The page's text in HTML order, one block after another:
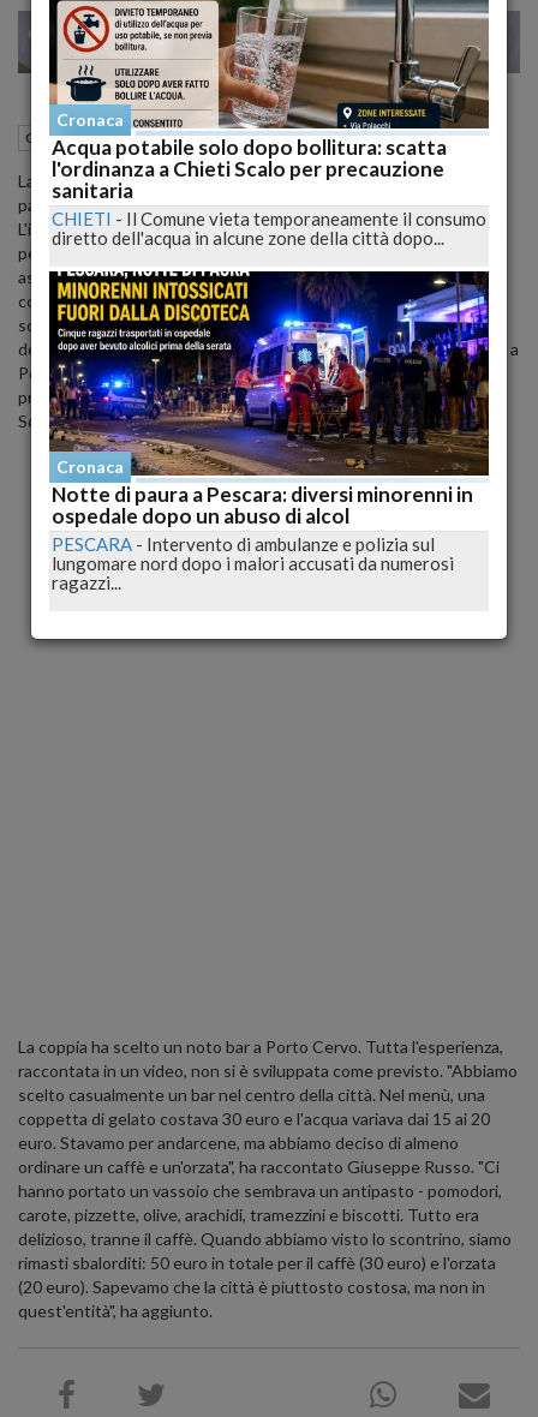
28 29 VENEZIA
Cronaca nazionale Olbia (OT) 26 Agosto 2023 07:55
La tendenza degli scontrini esorbitanti continua quest'estate, in
parallelo al caldo torrido che sta gradualmente diminuendo.
L'indignazione sui social media, talvolta opportunamente sfruttata
per l'autopromozione, è riemersa in Sardegna, luogo che ha già
assistito a situazioni simili in passato. Giuseppe Russo e la sua
compagna Federica Franco sono gli ultimi a svelare una fattura
sconcertantemente costosa. Russo è un influencer e il creatore
della pagina "Il mio viaggio a Napoli". La coppia si è seduta in un bar a
Porto Cervo e ha ordinato un caffè e un'orzata. "Mi aspettavo un
prezzo elevato, ma non così...", ha dichiarato. L'Importo dello
Scontrino
La coppia ha scelto un noto bar a Porto Cervo. Tutta l'esperienza,
raccontata in un video, non si è sviluppata come previsto. "Abbiamo
scelto casualmente un bar nel centro della città. Nel menù, una
coppetta di gelato costava 30 euro e l'acqua variava dai 15 ai 20
euro. Stavamo per andarcene, ma abbiamo deciso di almeno
ordinare un caffè e un'orzata", ha raccontato Giuseppe Russo. "Ci
hanno portato un vassoio che sembrava un antipasto - pomodori,
carote, pizzette, olive, arachidi, tramezzini e biscotti. Tutto era
delizioso, tranne il caffè. Quando abbiamo visto lo scontrino, siamo
rimasti sbalorditi: 50 euro in totale per il caffè (30 euro) e l'orzata
(20 euro). Sapevamo che la città è piuttosto costosa, ma non in
quest'entità", ha aggiunto.
Cronaca
Acqua potabile solo dopo bollitura: scatta
l'ordinanza a Chieti Scalo per precauzione
sanitaria
CHIETI - Il Comune vieta temporaneamente il consumo
diretto dell'acqua in alcune zone della città dopo...
Cronaca
Notte di paura a Pescara: diversi minorenni in
ospedale dopo un abuso di alcol
PESCARA - Intervento di ambulanze e polizia sul
lungomare nord dopo i malori accusati da numerosi
ragazzi...